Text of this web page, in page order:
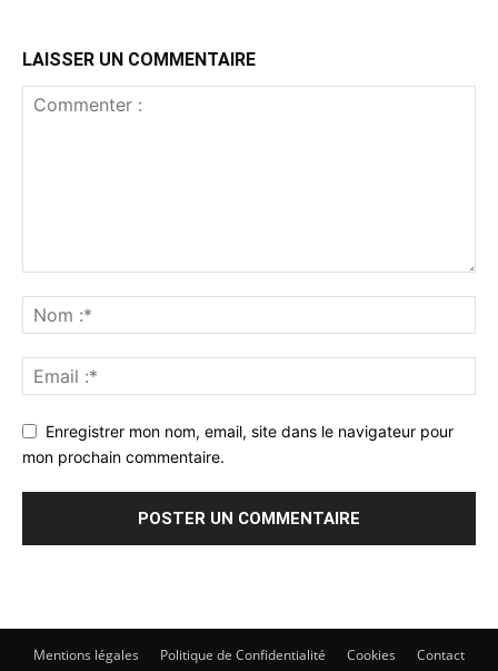
LAISSER UN COMMENTAIRE
Enregistrer mon nom, email, site dans le navigateur pour
mon prochain commentaire.
Mentions légales Politique de Confidentialité Cookies Contact